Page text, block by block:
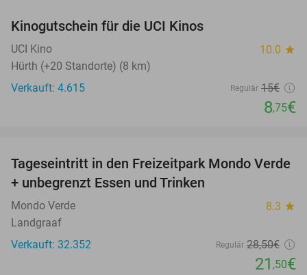
Kinogutschein für die UCI Kinos
UCI Kino 10.0 star
Hürth (+20 Standorte) (8 km)
Verkauft: 4.615
Regulär 15€
8,75€
25%
Tageseintritt in den Freizeitpark Mondo Verde
+ unbegrenzt Essen und Trinken
Mondo Verde 8.3 star
Landgraaf
Verkauft: 32.352
Regulär 28,50€
21 ,50€